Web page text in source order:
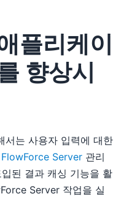
플리케이
향상시
서는 사용자 입력에 대한
FlowForce Server 관리
된 결과 캐싱 기능을 활
Server 작업을 실